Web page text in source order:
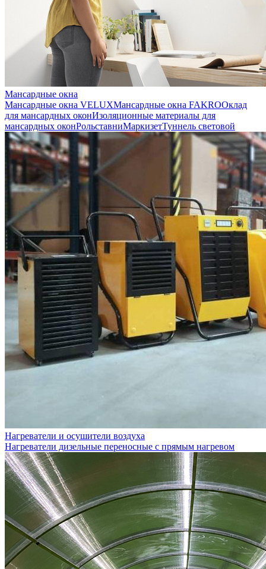
Мансардные окна
Мансардные окна VELUXМансардные окна FAKROОклад
для мансардных оконИзоляционные материалы для
мансардных оконРольставниМаркизетТуннель световой
Нагреватели и осушители воздуха
Нагреватели дизельные переносные с прямым нагревом